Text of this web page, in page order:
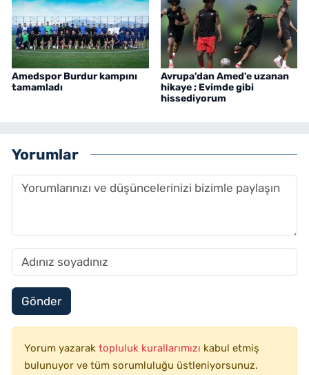
Amedspor Burdur kampını
tamamladı
Avrupa'dan Amed'e uzanan
hikaye ; Evimde gibi
hissediyorum
Yorumlar
Gönder
Yorum yazarak topluluk kurallarımızı kabul etmiş
bulunuyor ve tüm sorumluluğu üstleniyorsunuz.